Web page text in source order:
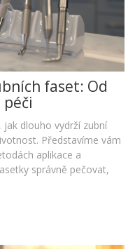
faset: Od
dlouho vydrží zubní
Představíme vám
aplikace a
správně pečovat,